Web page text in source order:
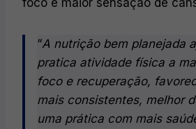
“A nutrição bem planejada
pratica atividade física a
foco e recuperação,
mais consistentes, melhor
uma prática com mais